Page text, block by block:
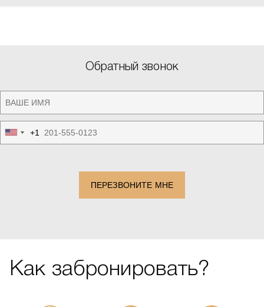
Обратный звонок
United
States
+1
ПЕРЕЗВОНИТЕ МНЕ
Как забронировать?